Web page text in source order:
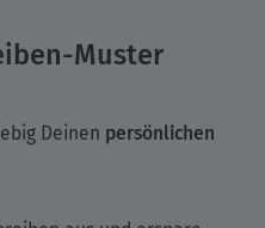
Muster
Deinen persönlichen